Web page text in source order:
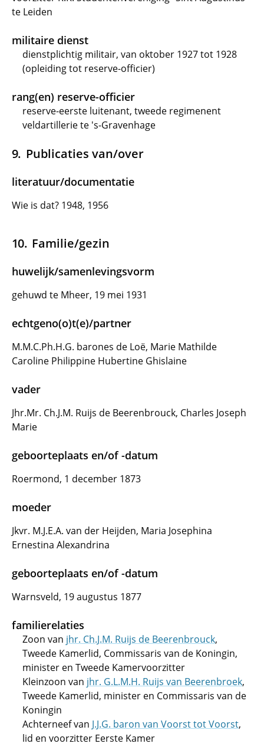
te Leiden
militaire dienst
dienstplichtig militair, van oktober 1927 tot 1928
(opleiding tot reserve-officier)
rang(en) reserve-officier
reserve-eerste luitenant, tweede regimenent
veldartillerie te 's-Gravenhage
Publicaties van/over
literatuur/documentatie
Wie is dat? 1948, 1956
Familie/gezin
huwelijk/samenlevingsvorm
gehuwd te Mheer, 19 mei 1931
echtgeno(o)t(e)/partner
M.M.C.Ph.H.G. barones de Loë, Marie Mathilde
Caroline Philippine Hubertine Ghislaine
vader
Jhr.Mr. Ch.J.M. Ruijs de Beerenbrouck, Charles Joseph
Marie
geboorteplaats en/of -datum
Roermond, 1 december 1873
moeder
Jkvr. M.J.E.A. van der Heijden, Maria Josephina
Ernestina Alexandrina
geboorteplaats en/of -datum
Warnsveld, 19 augustus 1877
familierelaties
Zoon van jhr. Ch.J.M. Ruijs de Beerenbrouck,
Tweede Kamerlid, Commissaris van de Koningin,
minister en Tweede Kamervoorzitter
Kleinzoon van jhr. G.L.M.H. Ruijs van Beerenbroek,
Tweede Kamerlid, minister en Commissaris van de
Koningin
Achterneef van J.J.G. baron van Voorst tot Voorst,
lid en voorzitter Eerste Kamer